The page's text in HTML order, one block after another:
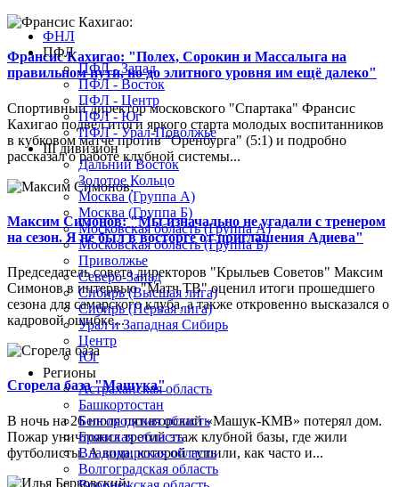
Франсис Кахигао: "Полех, Сорокин и Массалыга на
правильном пути, но до элитного уровня им ещё далеко"
Спортивный директор московского "Спартака" Франсис
Кахигао подвел итоги яркого старта молодых воспитанников
в кубковом матче против "Оренбурга" (5:1) и подробно
рассказал о работе клубной системы...
Максим Симонов: "Мы изначально не угадали с тренером
на сезон. Я не был в восторге от приглашения Адиева"
Председатель совета директоров "Крыльев Советов" Максим
Симонов в интервью "Матч ТВ" оценил итоги прошедшего
сезона для самарского клуба, а также откровенно высказался о
кадровой ошибке...
Сгорела база "Машука"
В ночь на 26 июля пятигорский «Машук-КМВ» потерял дом.
Пожар уничтожил третий этаж клубной базы, где жили
футболисты. А вода, которой тушили, как часто и...
ФНЛ
ПФЛ
ПФЛ - Запад
ПФЛ - Восток
ПФЛ - Центр
ПФЛ - Юг
ПФЛ - Урал-Поволжье
III дивизион
Дальний Восток
Золотое Кольцо
Москва (Группа А)
Москва (Группа Б)
Московская область (Группа А)
Московская область (Группа Б)
Приволжье
Северо-Запад
Сибирь (Высшая лига)
Сибирь (Первая лига)
Урал и Западная Сибирь
Центр
Юг
Регионы
Астраханская область
Башкортостан
Белгородская область
Брянская область
Владимирская область
Волгоградская область